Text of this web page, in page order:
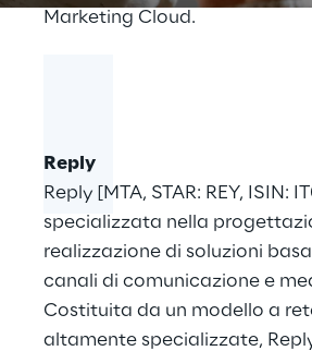
Marketing Cloud.
Reply
Reply [MTA, STAR: REY, ISIN:
specializzata nella
realizzazione di soluzioni
canali di comunicazione e
Costituita da un modello a
altamente specializzate,